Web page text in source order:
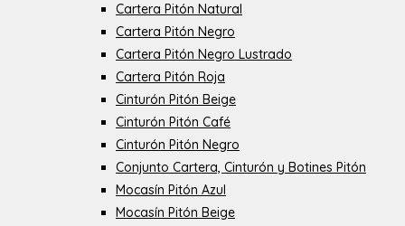
Cartera Pitón Natural
Cartera Pitón Negro
Cartera Pitón Negro Lustrado
Cartera Pitón Roja
Cinturón Pitón Beige
Cinturón Pitón Café
Cinturón Pitón Negro
Conjunto Cartera, Cinturón y Botines Pitón
Mocasín Pitón Azul
Mocasín Pitón Beige